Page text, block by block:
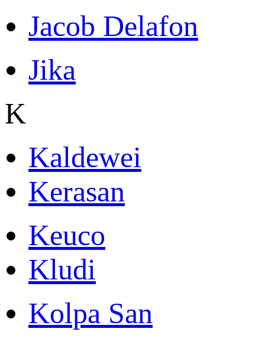
Jacob Delafon
Jika
K
Kaldewei
Kerasan
Keuco
Kludi
Kolpa San